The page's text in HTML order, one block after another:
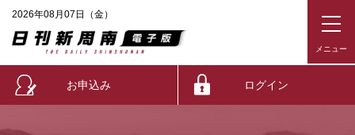
2026年08月07日（金）
お申込み ログイン